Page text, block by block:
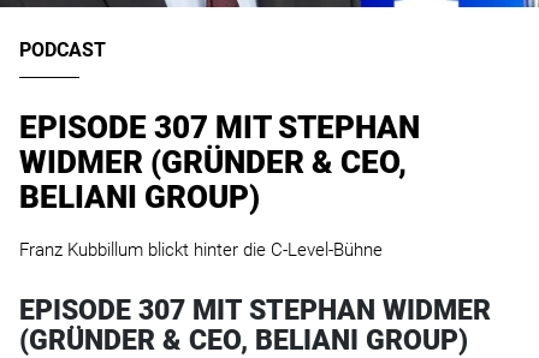
PODCAST
EPISODE 307 MIT STEPHAN
WIDMER (GRÜNDER & CEO,
BELIANI GROUP)
Franz Kubbillum blickt hinter die C-Level-Bühne
EPISODE 307 MIT STEPHAN WIDMER
(GRÜNDER & CEO, BELIANI GROUP)